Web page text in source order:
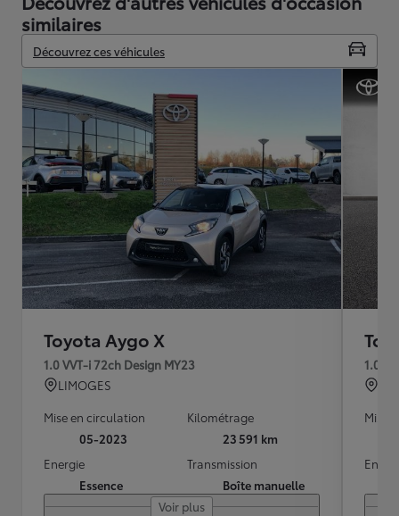
similaires
Découvrez ces véhicules
Toyota Aygo X
1.0 VVT-i 72ch Design MY23
LIMOGES
Mise en circulation
05-2023
Kilométrage
23 591 km
Energie
Essence
Transmission
Boîte manuelle
Voir plus
1.0
Mise